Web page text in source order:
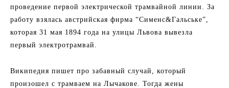
проведение первой электрической трамвайной линии. За
работу взялась австрийская фирма “Сименс&Гальське”,
которая 31 мая 1894 года на улицы Львова вывезла
первый электротрамвай.
Википедия пишет про забавный случай, который
произошел с трамваем на Лычакове. Тогда жены